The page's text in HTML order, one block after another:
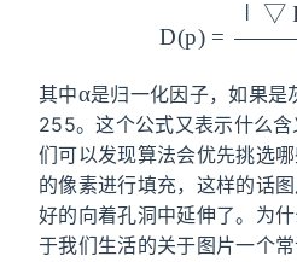
D(p) =
∣ ▽
其中\alpha
α是归一化因子，如果是
255。这个公式又表示什么
们可以发现算法会优先挑选
的像素进行填充，这样的话
好的向着孔洞中延伸了。为
于我们生活的关于图片一个